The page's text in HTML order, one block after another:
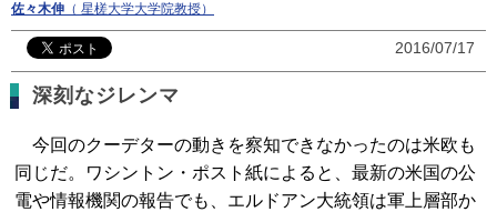
佐々木伸 （ 星槎大学大学院教授）
2016/07/17
深刻なジレンマ
今回のクーデターの動きを察知できなかったのは米欧も
同じだ。ワシントン・ポスト紙によると、最新の米国の公
電や情報機関の報告でも、エルドアン大統領は軍上層部か